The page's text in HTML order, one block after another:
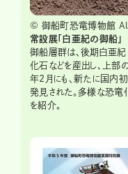
© 御船町恐竜博物館
常設展「白亜紀の御船」
御船層群は、後期白亜
化石などを産出し、上
年2月にも、新たに国内
発見された。多様な恐
を紹介。